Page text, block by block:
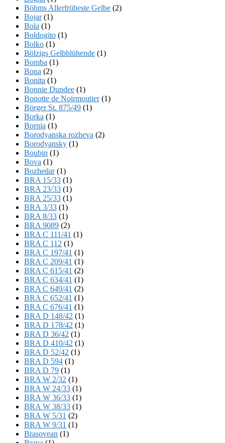
Böhms Allerfrüheste Gelbe (2)
Bojar(1)
Bola (1)
Boldogito (1)
Bolko (1)
Bölzigs Gelbblühende (1)
Bomba (1)
Bona (2)
Bonita (1)
Bonnie Dundee (1)
Bonotte de Noirmoutier(1)
Börger St. 875/49 (1)
Borka (1)
Bornia (1)
Borodyanska rozheva (2)
Borodyansky (1)
Boubin (1)
Bova (1)
Bozhedar(1)
BRA 15/33 (1)
BRA 23/33 (1)
BRA 25/33 (1)
BRA 3/33 (1)
BRA 8/33 (1)
BRA 9089 (2)
BRA C 111/41 (1)
BRA C 112 (1)
BRA C 197/41 (1)
BRA C 209/41 (1)
BRA C 615/41 (2)
BRA C 634/41 (1)
BRA C 649/41 (2)
BRA C 652/41 (1)
BRA C 676/41 (1)
BRA D 148/42 (1)
BRA D 178/42 (1)
BRA D 36/42 (1)
BRA D 410/42 (1)
BRA D 52/42 (1)
BRA D 594 (1)
BRA D 79 (1)
BRA W 2/32 (1)
BRA W 24/33 (1)
BRA W 36/33 (1)
BRA W 38/33 (1)
BRA W 5/31 (2)
BRA W 9/31 (1)
Brasovean (1)